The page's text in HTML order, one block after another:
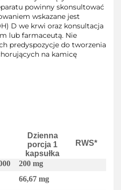
powinny skonsultować
wskazane jest
D we krwi oraz konsultacja
lub farmaceutą. Nie
predyspozycje do tworzenia
na kamicę
Dzienna
porcja 1
kapsułka
RWS*
200 mg
66,67 mg